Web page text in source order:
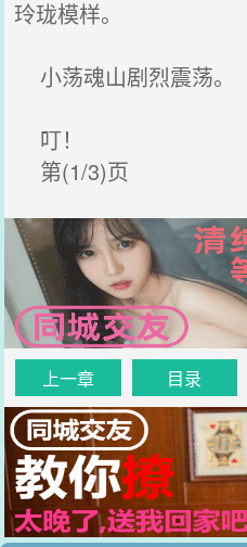
玲珑模样。
小荡魂山剧烈震荡。
叮！
第(1/3)页
上一章 目录